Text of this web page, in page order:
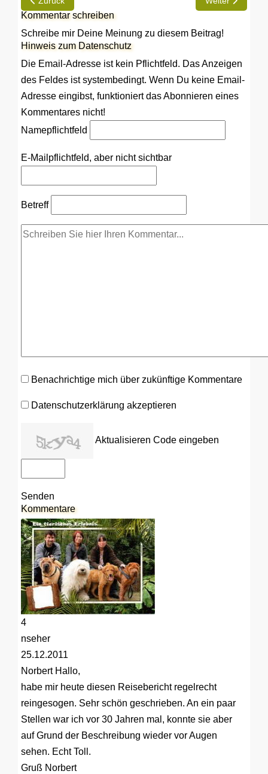
Kommentar schreiben
Schreibe mir Deine Meinung zu diesem Beitrag!
Hinweis zum Datenschutz
Die Email-Adresse ist kein Pflichtfeld. Das Anzeigen
des Feldes ist systembedingt. Wenn Du keine Email-
Adresse eingibst, funktioniert das Abonnieren eines
Kommentares nicht!
Namepflichtfeld
E-Mail pflichtfeld, aber nicht sichtbar
Betreff
Benachrichtige mich über zukünftige Kommentare
Datenschutzerklärung akzeptieren
Aktualisieren Code eingeben
Senden
Kommentare
4
nseher
25.12.2011
NorbertHallo,
habe mir heute diesen Reisebericht regelrecht
reingesogen. Sehr schön geschrieben. An ein paar
Stellen war ich vor 30 Jahren mal, konnte sie aber
auf Grund der Beschreibung wieder vor Augen
sehen. Echt Toll.
Gruß Norbert